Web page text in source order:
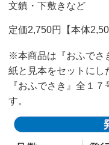
文鎮・下敷きなど
定価2,750円【本体
※本商品は『おふでさ
紙と見本をセットにし
『おふでさき』全１
す。